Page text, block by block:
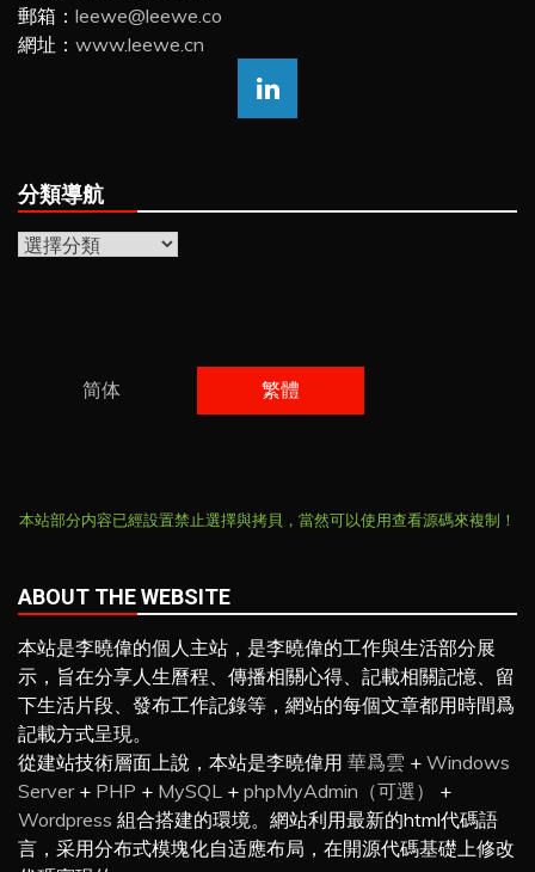
郵箱： leewe@leewe.co
網址： www.leewe.cn
分類導航
分
简体 繁體
本站部分内容已經設置禁止選擇與拷貝，當然可以使用查看源碼來複制！
ABOUT THE WEBSITE
本站是李曉偉的個人主站，是李曉偉的工作與生活部分展
示，旨在分享人生曆程、傳播相關心得、記載相關記憶、留
下生活片段、發布工作記錄等，網站的每個文章都用時間爲
記載方式呈現。
從建站技術層面上說，本站是李曉偉用 華爲雲 + Windows
Server + PHP + MySQL + phpMyAdmin（可選）
+
Wordpress 組合搭建的環境。網站利用最新的html代碼語
言，采用分布式模塊化自适應布局，在開源代碼基礎上修改